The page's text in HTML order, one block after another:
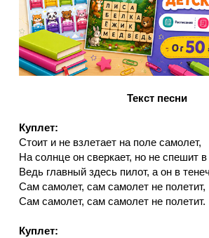
Текст песни
Куплет:
Стоит и не взлетает на поле самолет,
На солнце он сверкает, но не спешит в
Ведь главный здесь пилот, а он в
Сам самолет, сам самолет не полетит,
Сам самолет, сам самолет не полетит.
Куплет: